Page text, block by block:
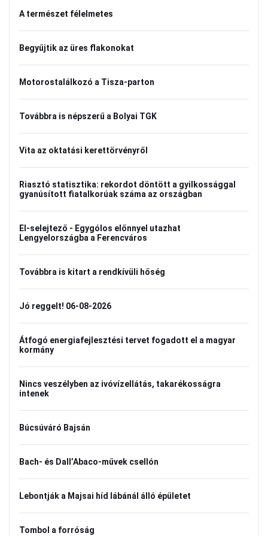
A természet félelmetes
Begyűjtik az üres flakonokat
Motorostalálkozó a Tisza-parton
Továbbra is népszerű a Bolyai TGK
Vita az oktatási kerettörvényről
Riasztó statisztika: rekordot döntött a gyilkossággal
gyanúsított fiatalkorúak száma az országban
El-selejtező - Egygólos előnnyel utazhat
Lengyelországba a Ferencváros
Továbbra is kitart a rendkívüli hőség
Jó reggelt! 06-08-2026
Átfogó energiafejlesztési tervet fogadott el a magyar
kormány
Nincs veszélyben az ivóvízellátás, takarékosságra
intenek
Búcsúváró Bajsán
Bach- és Dall’Abaco-művek csellón
Lebontják a Majsai híd lábánál álló épületet
Tombol a forróság